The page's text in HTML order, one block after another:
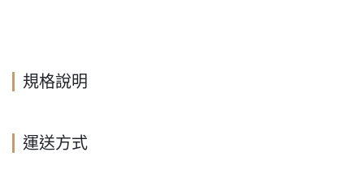
規格說明
運送方式